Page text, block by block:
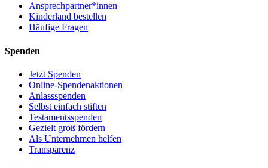
Ansprechpartner*innen
Kinderland bestellen
Häufige Fragen
Spenden
Jetzt Spenden
Online-Spendenaktionen
Anlassspenden
Selbst einfach stiften
Testamentsspenden
Gezielt groß fördern
Als Unternehmen helfen
Transparenz